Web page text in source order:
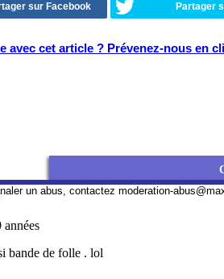
sur Facebook Partager
avec cet article ? Prévenez-nous en
un abus, contactez moderation-